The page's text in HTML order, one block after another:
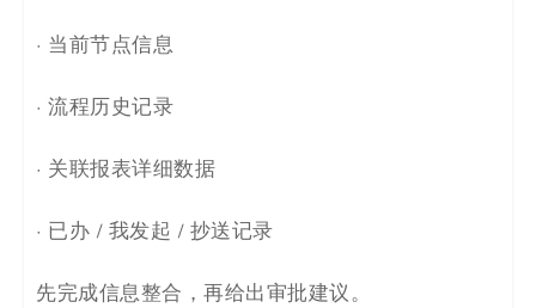
· 当前节点信息
· 流程历史记录
· 关联报表详细数据
· 已办 / 我发起 / 抄送记录
先完成信息整合，再给出审批建议。